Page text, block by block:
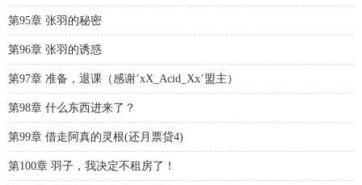
第95章 张羽的秘密
第96章 张羽的诱惑
第97章 准备，退课（感谢’xX_Acid_Xx’盟主）
第98章 什么东西进来了？
第99章 借走阿真的灵根(还月票贷4)
第100章 羽子，我决定不租房了！